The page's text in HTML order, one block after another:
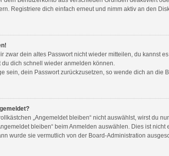
Registriere dich einfach erneut und nimm aktiv an den
zwar dein altes Passwort nicht wieder mitteilen, du kannst
dich schnell wieder anmelden können.
sein, dein Passwort zurückzusetzen, so wende dich an die
„Angemeldet bleiben“ nicht auswählst, wirst du
bleiben“ beim Anmelden auswählen. Dies ist
wurde sie vermutlich von der Board-Administration